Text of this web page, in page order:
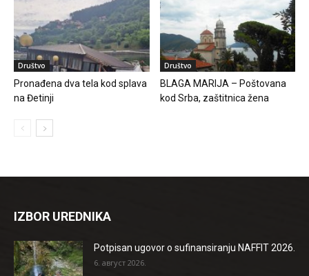
Društvo
Pronađena dva tela kod splava
na Đetinji
Društvo
BLAGA MARIJA – Poštovana
kod Srba, zaštitnica žena
IZBOR UREDNIKA
Potpisan ugovor o sufinansiranju NAFFIT 2026.
6. август 2026.